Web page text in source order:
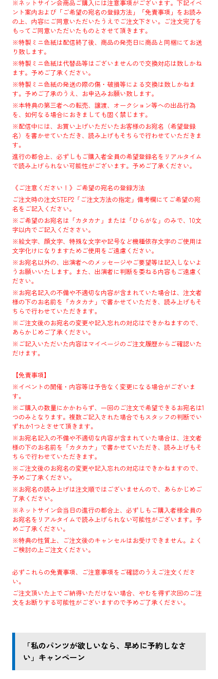
※ネットサイン会商品ご購入には注意事項がございます。下記イベ
ント案内および「ご希望の宛名の登録方法」「免責事項」をお読み
の上、内容にご同意いただいたうえでご注文下さい。ご注文完了を
もってご同意いただいたものとさせて頂きます。
※特製ミニ色紙は配信終了後、商品の発売日に商品と同梱にてお送
り致します。
※特製ミニ色紙は代替品等はございませんので交換対応は致しかね
ます。予めご了承ください。
※特製ミニ色紙の発送の際の傷・破損等による交換は致しかねま
す。予めご了承のうえ、お申込みお願い致します。
※本特典の第三者への転売、譲渡、オークション等への出品行為
を、如何なる場合におきましても固く禁じます。
※配信中には、お買い上げいただいたお客様のお宛名（希望登録
名）を書かせていただき、読み上げもそちらで行わせていただきま
す。
進行の都合上、必ずしもご購入者全員の希望登録名をリアルタイム
で読み上げられない可能性がございます。予めご了承ください。
《ご注意ください！》ご希望の宛名の登録方法
ご注文時の注文STEP2「ご注文方法の指定」備考欄にてご希望の宛
名をご記入ください。
※ご希望のお宛名は「カタカナ」または「ひらがな」のみで、10文
字以内でご記入くだささい。
※絵文字、顔文字、特殊な文字や記号など機種依存文字のご使用は
文字化けになりますためご使用をご遠慮ください。
※お宛名以外の、出演者へのメッセージやご要望等は記入しないよ
うお願いいたします。また、出演者に判断を委ねる内容もご遠慮く
ださい。
※お宛名記入の不備や不適切な内容が含まれていた場合は、注文者
様の下のお名前を「カタカナ」で書かせていただき、読み上げもそ
ちらで行わせていただきます。
※ご注文後のお宛名の変更や記入忘れの対応はできかねますので、
あらかじめご了承ください。
※ご記入いただいた内容はマイページのご注文履歴からご確認いた
だけます。
【免責事項】
※イベントの開催・内容等は予告なく変更になる場合がございま
す。
※ご購入の数量にかかわらず、一回のご注文で希望できるお宛名は1
つのみとなります。複数ご記入された場合でもスタッフの判断でい
ずれか1つとさせて頂きます。
※お宛名記入の不備や不適切な内容が含まれていた場合は、注文者
様の下のお名前を「カタカナ」で書かせていただき、読み上げもそ
ちらで行わせていただきます。
※ご注文後のお宛名の変更や記入忘れの対応はできかねますので、
予めご了承ください。
※お宛名の読み上げは注文順ではございませんので、あらかじめご
了承ください。
※ネットサイン会当日の進行の都合上、必ずしもご購入者様全員の
お宛名をリアルタイムで読み上げられない可能性がございます。予
めご了承ください。
※特典の性質上、ご注文後のキャンセルはお受けできません。よく
ご検討の上ご注文ください。
必ずこれらの免責事項、ご注意事項をご確認のうえご注文くださ
い。
ご注文頂いた上でご納得いただけない場合、やむを得ず次回のご注
文をお断りする可能性がございますので予めご了承ください。
「私のパンツが欲しいなら、早めに予約しなさ
い」キャンペーン